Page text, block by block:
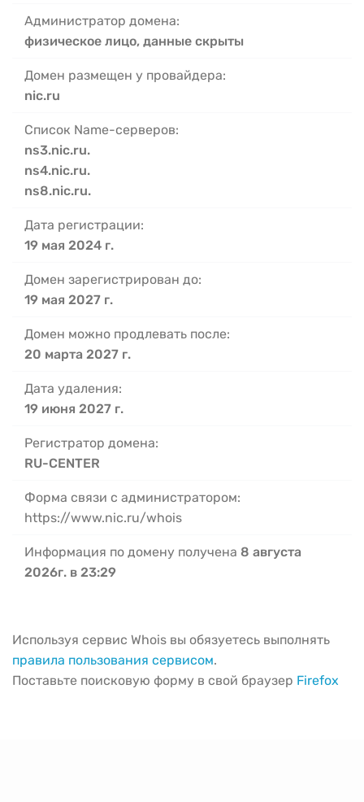
Администратор домена:
физическое лицо, данные скрыты
Домен размещен у провайдера:
nic.ru
Список Name-серверов:
ns3.nic.ru.
ns4.nic.ru.
ns8.nic.ru.
Дата регистрации:
19 мая 2024 г.
Домен зарегистрирован до:
19 мая 2027 г.
Домен можно продлевать после:
20 марта 2027 г.
Дата удаления:
19 июня 2027 г.
Регистратор домена:
RU-CENTER
Форма связи с администратором:
https://www.nic.ru/whois
Информация по домену получена 8 августа
2026г. в 23:29
Используя сервис Whois вы обязуетесь выполнять
правила пользования сервисом.
Поставьте поисковую форму в свой браузер Firefox